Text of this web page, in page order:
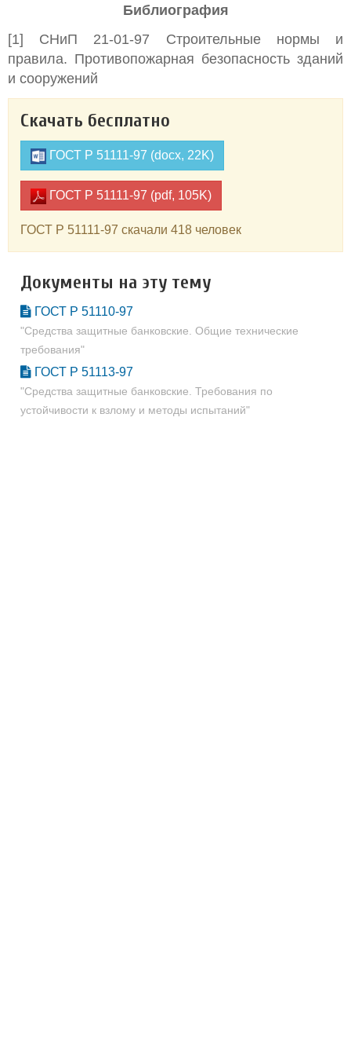
Библиография
[1] СНиП 21-01-97 Строительные нормы и
правила. Противопожарная безопасность зданий
и сооружений
Скачать бесплатно
ГОСТ Р 51111-97 (docx, 22K)
ГОСТ Р 51111-97 (pdf, 105K)
ГОСТ Р 51111-97 скачали 418 человек
Документы на эту тему
ГОСТ Р 51110-97
"Средства защитные банковские. Общие технические
требования"
ГОСТ Р 51113-97
"Средства защитные банковские. Требования по
устойчивости к взлому и методы испытаний"